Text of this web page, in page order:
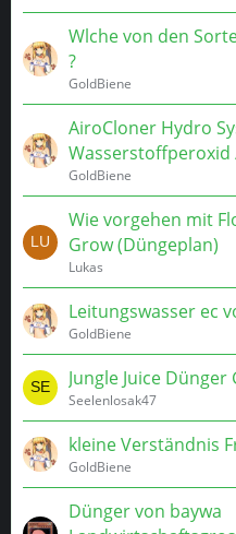
Wlche von den
?
GoldBiene
AiroCloner Hydro
GoldBiene
Wie vorgehen mit
Grow (Düngeplan)
Lukas
Leitungswasser ec
GoldBiene
Jungle Juice
Seelenlosak47
kleine Verständnis
GoldBiene
Dünger von baywa